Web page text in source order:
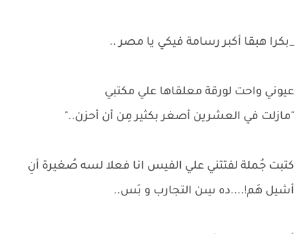
_بكرا هبقا أكبر رسامة فيكي يا مصر ..
عيوني واحت لورقة معلقاها علي مكتبي
"مازلت في العشرين أصغر بكثير مِن أن أحزن.."
كتبت جُملة لفتتني علي الفيس انا فعلا لسه صُغيرة أنِ
أشيل هَم!....ده سِن التجارب و بَس..